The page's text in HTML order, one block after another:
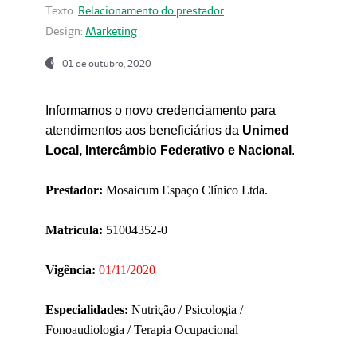
Texto: Relacionamento do prestador
Design: Marketing
01 de outubro, 2020
Informamos o novo credenciamento para
atendimentos aos beneficiários da Unimed
Local, Intercâmbio Federativo e Nacional .
Prestador: Mosaicum Espaço Clínico Ltda.
Matrícula: 51004352-0
Vigência: 01/11/2020
Especialidades: Nutrição / Psicologia /
Fonoaudiologia / Terapia Ocupacional